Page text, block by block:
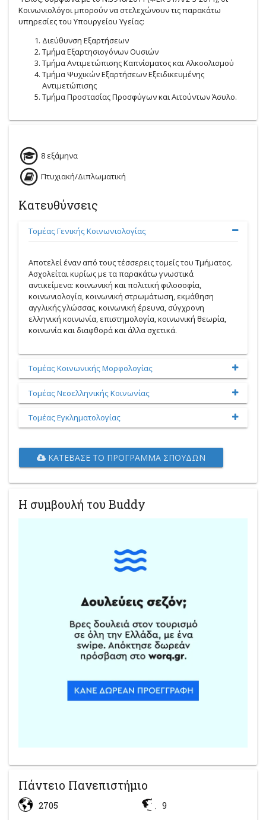
Κοινωνιολόγοι μπορούν να στελεχώνουν τις παρακάτω
υπηρεσίες του Υπουργείου Υγείας:
Διεύθυνση Εξαρτήσεων
Τμήμα Εξαρτησιογόνων Ουσιών
Τμήμα Αντιμετώπισης Καπνίσματος και Αλκοολισμού
Τμήμα Ψυχικών Εξαρτήσεων Εξειδικευμένης
Αντιμετώπισης
Τμήμα Προστασίας Προσφύγων και Αιτούντων Άσυλο.
8 εξάμηνα
Πτυχιακή/Διπλωματική
Κατευθύνσεις
Τομέας Γενικής Κοινωνιολογίας
Αποτελεί έναν από τους τέσσερεις τομείς του Τμήματος.
Ασχολείται κυρίως με τα παρακάτω γνωστικά
αντικείμενα: κοινωνική και πολιτική φιλοσοφία,
κοινωνιολογία, κοινωνική στρωμάτωση, εκμάθηση
αγγλικής γλώσσας, κοινωνική έρευνα, σύγχρονη
ελληνική κοινωνία, επιστημολογία, κοινωνική θεωρία,
κοινωνία και διαφθορά και άλλα σχετικά.
Τομέας Κοινωνικής Μορφολογίας
Τομέας Νεοελληνικής Κοινωνίας
Τομέας Εγκληματολογίας
ΚΑΤΈΒΑΣΕ ΤΟ ΠΡΌΓΡΑΜΜΑ ΣΠΟΥΔΏΝ
Η συμβουλή του Buddy
Πάντειο Πανεπιστήμιο
2705 9